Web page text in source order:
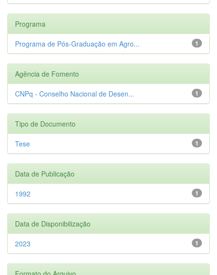
Programa
1
Programa de Pós-Graduação em Agro...
Agência de Fomento
1
CNPq - Conselho Nacional de Desen...
Tipo de Documento
1
Tese
Data de Publicação
1
1992
Data de Disponibilização
1
2023